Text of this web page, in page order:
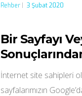
Rehber 3 Şubat 2020
Bir Sayfayı
İnternet site sahipleri
sayfalarımızın